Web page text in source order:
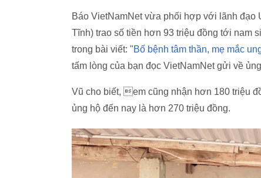
Báo VietNamNet vừa phối hợp với lãnh
Tĩnh) trao số tiền hơn 93 triệu đồng tới nam
trong bài viết: "Bố bệnh tâm thần, mẹ mắc
tấm lòng của bạn đọc VietNamNet gửi về
Vũ cho biết, em cũng nhận hơn 180 triệu
ủng hộ đến nay là hơn 270 triệu đồng.